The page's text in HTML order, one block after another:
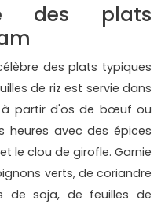
des plats
des plats typiques
de riz est servie dans
à partir d'os de bœuf ou
heures avec des épices
le clou de girofle. Garnie
verts, de coriandre
de soja, de feuilles de